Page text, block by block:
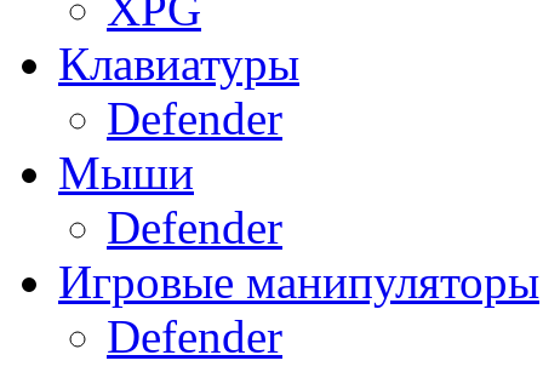
Клавиатуры
Defender
Мыши
Defender
Игровые манипуляторы
Defender